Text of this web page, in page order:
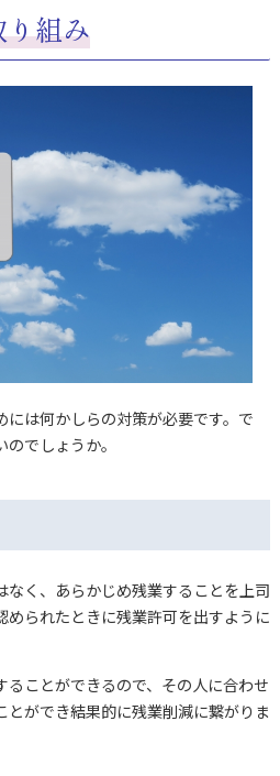
組み
には何かしらの対策が必要です。で
でしょうか。
なく、あらかじめ残業することを上司
められたときに残業許可を出すように
ることができるので、その人に合わせ
とができ結果的に残業削減に繋がりま